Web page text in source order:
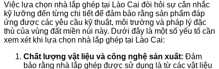
Việc lựa chọn nhà lắp ghép tại Lào Cai đòi hỏi sự cân nhắc
kỹ lưỡng đến từng chi tiết để đảm bảo rằng sản phẩm đáp
ứng được các yêu cầu kỹ thuật, môi trường và pháp lý đặc
thù của vùng đất miền núi này. Dưới đây là một số yếu tố cần
xem xét khi lựa chọn nhà lắp ghép tại Lào Cai:
Chất lượng vật liệu và công nghệ sản xuất: Đảm
bảo rằng nhà lắp ghép được sử dụng là từ các vật liệu